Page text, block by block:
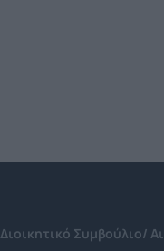
Διοικητικό Συμβούλιο/